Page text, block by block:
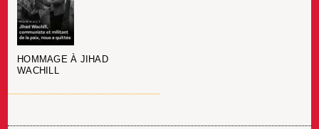
HOMMAGE À JIHAD
WACHILL